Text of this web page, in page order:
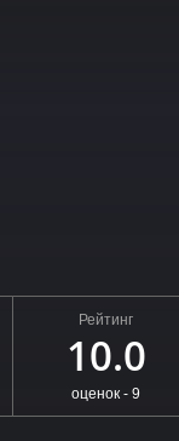
Рейтинг
10.0
оценок - 9